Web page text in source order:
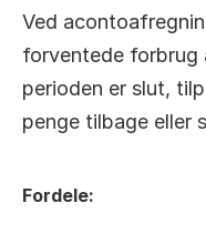
Ved
forventede forbrug
perioden er slut,
penge tilbage eller
Fordele: